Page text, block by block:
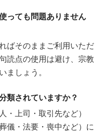
っても問題ありません
ばそのままご利用いただ
読点の使用は避け、宗教
ましょう。
類されていますか？
・上司・取引先など）
儀・法要・喪中など）に